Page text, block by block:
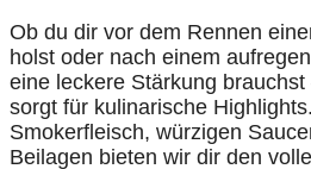
Ob du dir vor dem Rennen
holst oder nach einem
eine leckere Stärkung
sorgt für kulinarische
Smokerfleisch, würzigen
Beilagen bieten wir dir den